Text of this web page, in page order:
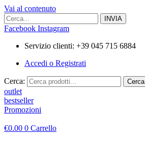
Vai al contenuto
Facebook Instagram
Servizio clienti: +39 045 715 6884
Accedi o Registrati
Cerca: Cerca
outlet
bestseller
Promozioni
€0.00 0 Carrello